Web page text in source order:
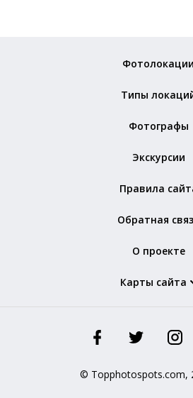
Фотолокации
Типы
Фотографы
Экскурсии
Правила
Обратная
О проекте
Карты сайта
© Topphotospots.com,